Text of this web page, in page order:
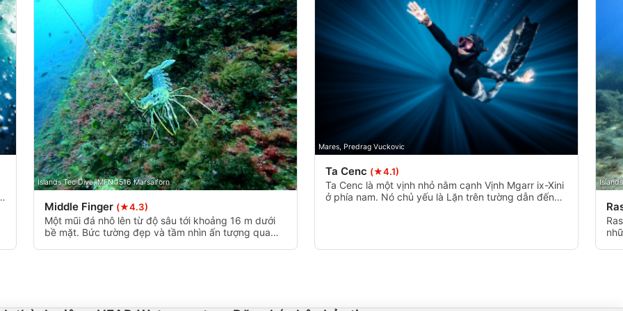
Islands Tec Dive, MFN 1516 Marsalforn
Middle Finger (★4.3)
Một mũi đá nhô lên từ độ sâu tới khoảng 16 m dưới
bề mặt. Bức tường đẹp và tầm nhìn ấn tượng qua
Mares, Predrag Vuckovic
Ta Cenc (★4.1)
Ta Cenc là một vịnh nhỏ nằm cạnh Vịnh Mgarr ix-Xini
ở phía nam. Nó chủ yếu là Lặn trên tường dẫn đến
from different sources